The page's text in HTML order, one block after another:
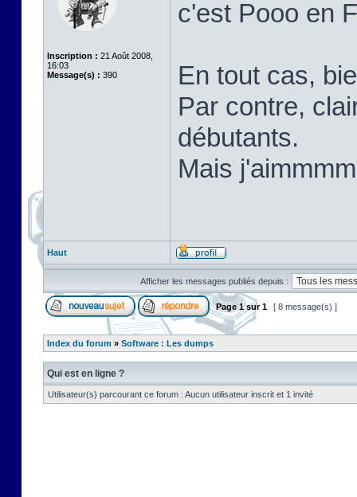
Inscription : 21 Août 2008,
16:03
Message(s) : 390
c'est Pooo en
En tout cas,
Par contre,
débutants.
Mais
Haut
Afficher les messages publiés depuis :
Page1sur1 [ 8 message(s) ]
Index du forum » Software : Les dumps
Qui est en ligne ?
Utilisateur(s) parcourant ce forum : Aucun utilisateur inscrit et 1 invité